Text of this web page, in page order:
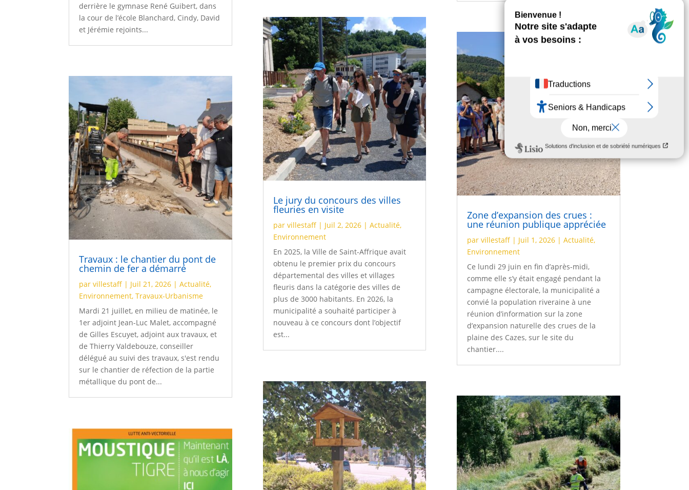
derrière le gymnase René Guibert, dans
la cour de l’école Blanchard, Cindy, David
et Jérémie rejoints...
Travaux : le chantier du pont de
chemin de fer a démarré
parvillestaff | Juil 21, 2026 |Actualité,
Environnement,Travaux-Urbanisme
Mardi 21 juillet, en milieu de matinée, le
1er adjoint Jean-Luc Malet, accompagné
de Gilles Escuyet, adjoint aux travaux, et
de Thierry Valdebouze, conseiller
délégué au suivi des travaux, s'est rendu
sur le chantier de réfection de la partie
métallique du pont de...
Le jury du concours des villes
fleuries en visite
par villestaff| Juil 2, 2026| Actualité,
Environnement
En 2025, la Ville de Saint-Affrique avait
obtenu le premier prix du concours
départemental des villes et villages
fleuris dans la catégorie des villes de
plus de 3000 habitants. En 2026, la
municipalité a souhaité participer à
nouveau à ce concours dont l’objectif
est...
Zone d’expansion des crues :
une réunion publique appréciée
par villestaff| Juil 1, 2026| Actualité,
Environnement
Ce lundi 29 juin en fin d’après-midi,
comme elle s’y était engagé pendant la
campagne électorale, la municipalité a
convié la population riveraine à une
réunion d’information sur la zone
d’expansion naturelle des crues de la
plaine des Cazes, sur le site du
chantier....